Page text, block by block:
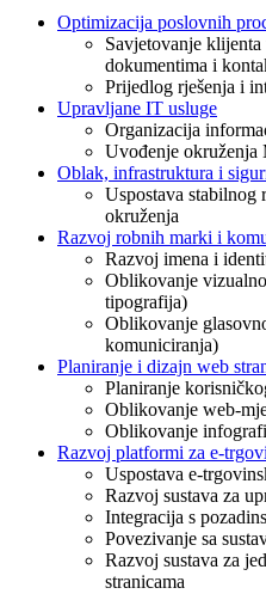
Optimizacija poslovnih
Savjetovanje
dokumentima i
Prijedlog rješenja i
Upravljane IT usluge
Organizacija
Uvođenje okruženja
Oblak, infrastruktura i
Uspostava
okruženja
Razvoj robnih marki i
Razvoj imena i
Oblikovanje
tipografija)
Oblikovanje
komuniciranja)
Planiranje i dizajn web
Planiranje
Oblikovanje web-
Oblikovanje
Razvoj platformi za e-
Uspostava e-
Razvoj sustava za
Integracija s
Povezivanje sa
Razvoj sustava za
stranicama